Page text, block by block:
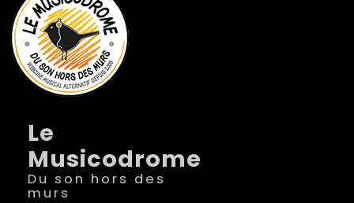
Le
Musicodrome
Du son hors des
murs